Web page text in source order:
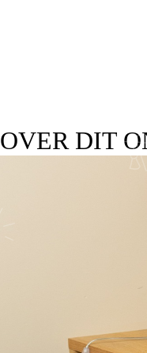
DIT